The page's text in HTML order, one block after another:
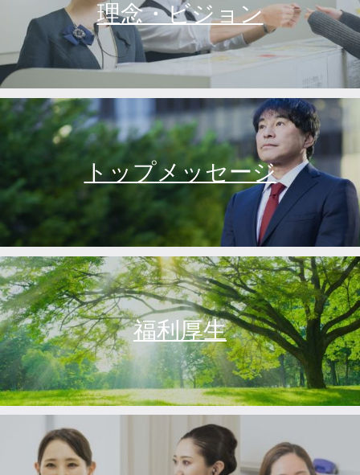
理念・ビジョン
トップメッセージ
福利厚生